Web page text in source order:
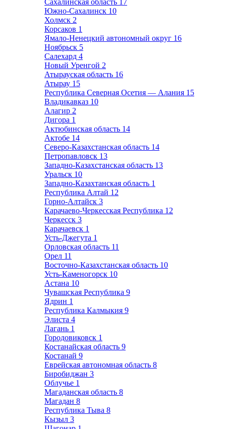
Сахалинская область 17
Южно-Сахалинск 10
Холмск 2
Корсаков 1
Ямало-Ненецкий автономный округ 16
Ноябрьск 5
Салехард 4
Новый Уренгой 2
Атырауская область 16
Атырау 15
Республика Северная Осетия — Алания 15
Владикавказ 10
Алагир 2
Дигора 1
Актюбинская область 14
Актобе 14
Северо-Казахстанская область 14
Петропавловск 13
Западно-Казахстанская область 13
Уральск 10
Западно-Казахтанская область 1
Республика Алтай 12
Горно-Алтайск 3
Карачаево-Черкесская Республика 12
Черкесск 3
Карачаевск 1
Усть-Джегута 1
Орловская область 11
Орел 11
Восточно-Казахстанская область 10
Усть-Каменогорск 10
Астана 10
Чувашская Республика 9
Ядрин 1
Республика Калмыкия 9
Элиста 4
Лагань 1
Городовиковск 1
Костанайская область 9
Костанай 9
Еврейская автономная область 8
Биробиджан 3
Облучье 1
Магаданская область 8
Магадан 8
Республика Тыва 8
Кызыл 3